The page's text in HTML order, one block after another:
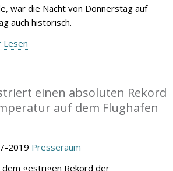
war die Nacht von Donnerstag auf
auch historisch.
Lesen
einen absoluten Rekord
auf dem Flughafen
2019 Presseraum
dem gestrigen Rekord der